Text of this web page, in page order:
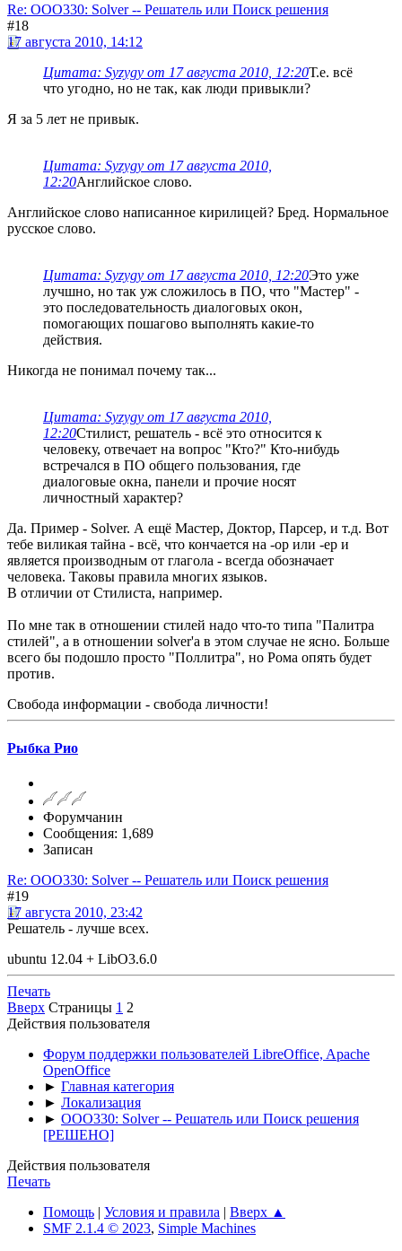
Re: OOO330: Solver -- Решатель или Поиск решения
#18
17 августа 2010, 14:12
Цитата: Syzygy от 17 августа 2010, 12:20Т.е. всё
что угодно, но не так, как люди привыкли?
Я за 5 лет не привык.
Цитата: Syzygy от 17 августа 2010,
12:20Английское слово.
Английское слово написанное кирилицей? Бред. Нормальное
русское слово.
Цитата: Syzygy от 17 августа 2010, 12:20Это уже
лучшно, но так уж сложилось в ПО, что "Мастер" -
это последовательность диалоговых окон,
помогающих пошагово выполнять какие-то
действия.
Никогда не понимал почему так...
Цитата: Syzygy от 17 августа 2010,
12:20Стилист, решатель - всё это относится к
человеку, отвечает на вопрос "Кто?" Кто-нибудь
встречался в ПО общего пользования, где
диалоговые окна, панели и прочие носят
личностный характер?
Да. Пример - Solver. А ещё Мастер, Доктор, Парсер, и т.д. Вот
тебе виликая тайна - всё, что кончается на -ор или -ер и
является производным от глагола - всегда обозначает
человека. Таковы правила многих языков.
В отличии от Стилиста, например.
По мне так в отношении стилей надо что-то типа "Палитра
стилей", а в отношении solver'а в этом случае не ясно. Больше
всего бы подошло просто "Поллитра", но Рома опять будет
против.
Свобода информации - свобода личности!
Рыбка Рио
Форумчанин
Сообщения: 1,689
Записан
Re: OOO330: Solver -- Решатель или Поиск решения
#19
17 августа 2010, 23:42
Решатель - лучше всех.
ubuntu 12.04 + LibO3.6.0
Печать
Вверх Страницы 1 2
Действия пользователя
Форум поддержки пользователей LibreOffice, Apache
OpenOffice
► Главная категория
► Локализация
► OOO330: Solver -- Решатель или Поиск решения
[РЕШЕНО]
Действия пользователя
Печать
Помощь | Условия и правила | Вверх ▲
SMF 2.1.4 © 2023, Simple Machines